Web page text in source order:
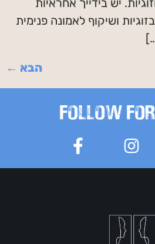
ושיקוף לאמונה פנימית
הבא ←
FOLLOW